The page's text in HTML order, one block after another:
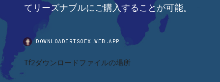
てリーズナブルにご購入することが可能。
DOWNLOADERISOEX.WEB.APP
Tf2ダウンロードファイルの場所